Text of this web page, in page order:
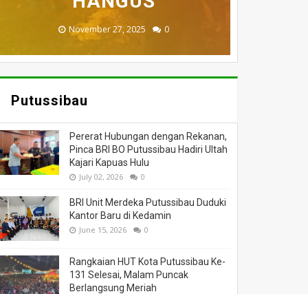
July 05, 2026 0
November 27, 2025 0
March 26, 2025 0
March 13, 2025 0
February 18, 2025 0
Putussibau
Pererat Hubungan dengan Rekanan,
Pinca BRI BO Putussibau Hadiri Ultah
Kajari Kapuas Hulu
July 02, 2026 0
BRI Unit Merdeka Putussibau Duduki
Kantor Baru di Kedamin
June 15, 2026 0
Rangkaian HUT Kota Putussibau Ke-
131 Selesai, Malam Puncak
Berlangsung Meriah